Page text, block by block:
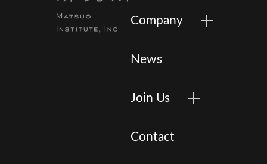
Company
News
Join Us
Contact